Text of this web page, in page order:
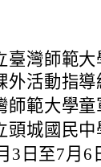
臺灣師範
外活動指導
師範大學童
頭城國民中
3日至7月6